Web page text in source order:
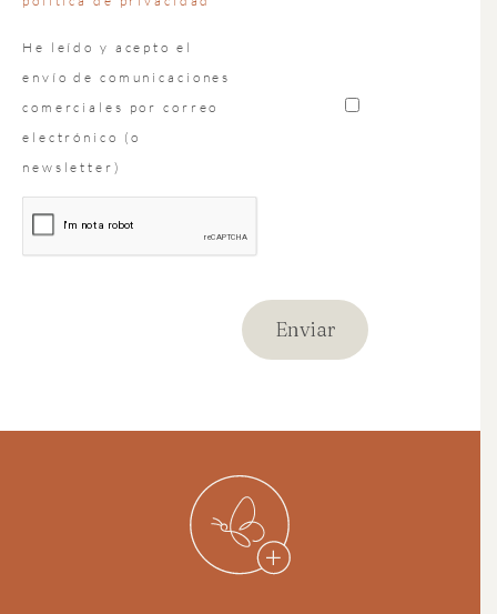
He leído y acepto el
envío de comunicaciones
comerciales por correo
electrónico (o
newsletter)